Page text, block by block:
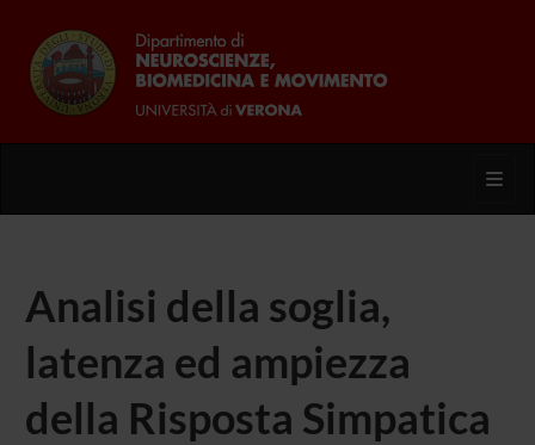
Analisi della soglia,
latenza ed ampiezza
della Risposta Simpatica